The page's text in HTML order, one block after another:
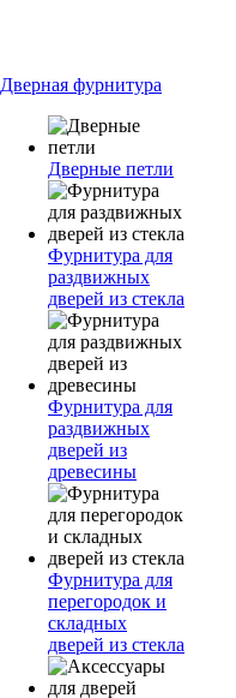
Дверная фурнитура
Дверные петли
Фурнитура для
раздвижных
дверей из стекла
Фурнитура для
раздвижных
дверей из
древесины
Фурнитура для
перегородок и
складных
дверей из стекла